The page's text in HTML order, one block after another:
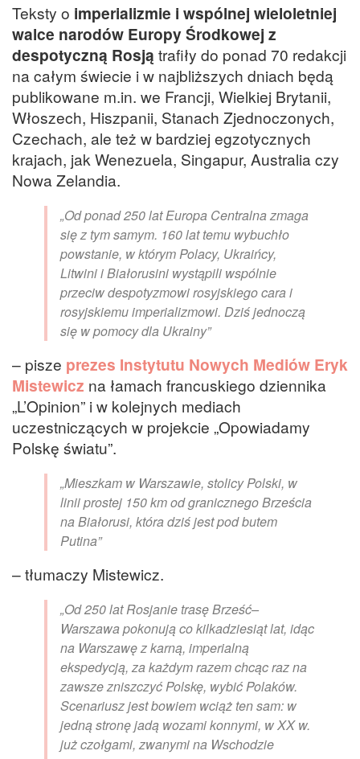
Teksty o imperializmie i wspólnej wieloletniej
walce narodów Europy Środkowej z
despotyczną Rosją trafiły do ponad 70 redakcji
na całym świecie i w najbliższych dniach będą
publikowane m.in. we Francji, Wielkiej Brytanii,
Włoszech, Hiszpanii, Stanach Zjednoczonych,
Czechach, ale też w bardziej egzotycznych
krajach, jak Wenezuela, Singapur, Australia czy
Nowa Zelandia.
„Od ponad 250 lat Europa Centralna zmaga
się z tym samym. 160 lat temu wybuchło
powstanie, w którym Polacy, Ukraińcy,
Litwini i Białorusini wystąpili wspólnie
przeciw despotyzmowi rosyjskiego cara i
rosyjskiemu imperializmowi. Dziś jednoczą
się w pomocy dla Ukrainy”
– pisze prezes Instytutu Nowych Mediów Eryk
Mistewicz na łamach francuskiego dziennika
„L’Opinion” i w kolejnych mediach
uczestniczących w projekcie „Opowiadamy
Polskę światu”.
„Mieszkam w Warszawie, stolicy Polski, w
linii prostej 150 km od granicznego Brześcia
na Białorusi, która dziś jest pod butem
Putina”
– tłumaczy Mistewicz.
„Od 250 lat Rosjanie trasę Brześć–
Warszawa pokonują co kilkadziesiąt lat, idąc
na Warszawę z karną, imperialną
ekspedycją, za każdym razem chcąc raz na
zawsze zniszczyć Polskę, wybić Polaków.
Scenariusz jest bowiem wciąż ten sam: w
jedną stronę jadą wozami konnymi, w XX w.
już czołgami, zwanymi na Wschodzie